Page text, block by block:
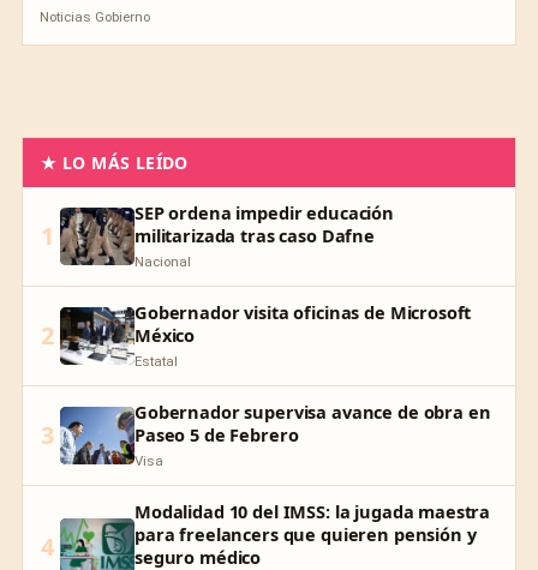
Noticias Gobierno
★ LO MÁS LEÍDO
1
SEP ordena impedir educación
militarizada tras caso Dafne
Nacional
2
Gobernador visita oficinas de Microsoft
México
Estatal
3
Gobernador supervisa avance de obra en
Paseo 5 de Febrero
Visa
4
Modalidad 10 del IMSS: la jugada maestra
para freelancers que quieren pensión y
seguro médico